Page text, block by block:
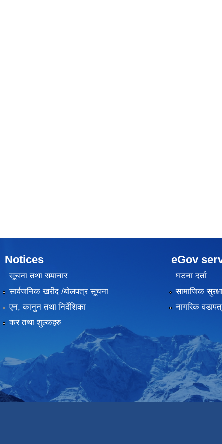
Notices
सूचना तथा समाचार
सार्वजनिक खरीद /बोलपत्र सूचना
एन, कानुन तथा निर्देशिका
कर तथा शुल्कहरु
eGov
घटना दर्ता
सामाजिक सुरक्षा
नागरिक